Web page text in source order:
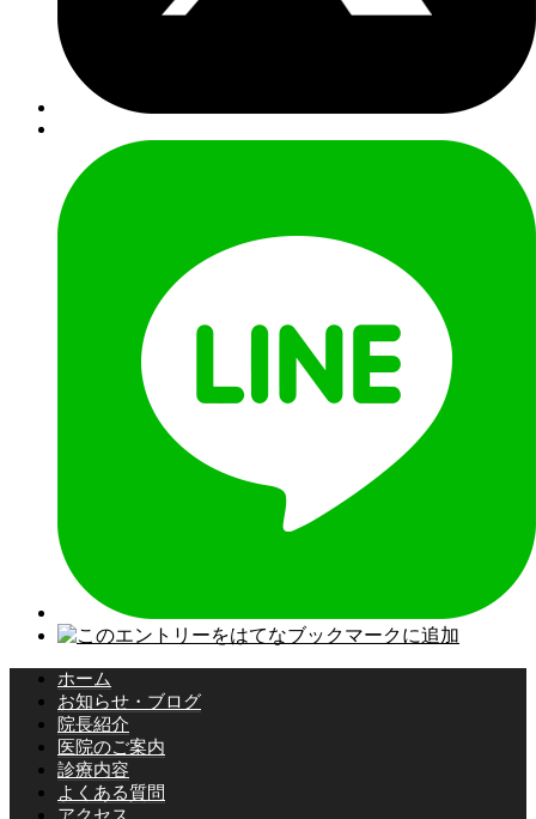
ホーム
お知らせ・ブログ
院長紹介
医院のご案内
診療内容
よくある質問
アクセス